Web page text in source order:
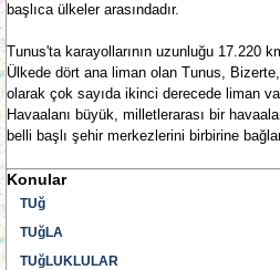
başlıca ülkeler arasındadır.
Tunus'ta karayollarının uzunluğu 17.220
Ülkede dört ana liman olan Tunus,
olarak çok sayıda ikinci derecede liman
Havaalanı büyük, milletlerarası bir
belli başlı şehir merkezlerini birbirine
Konular
TUğ
TUğLA
TUğLUKLULAR